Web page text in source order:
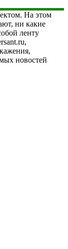
На этом
ни какие
ленту
новостей